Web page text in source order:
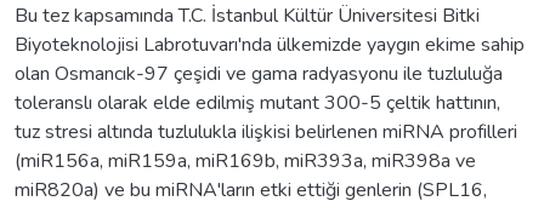
Bu tez kapsamında T.C. İstanbul Kültür Üniversitesi Bitki
Biyoteknolojisi Labrotuvarı'nda ülkemizde yaygın ekime sahip
olan Osmancık-97 çeşidi ve gama radyasyonu ile tuzluluğa
toleranslı olarak elde edilmiş mutant 300-5 çeltik hattının,
tuz stresi altında tuzlulukla ilişkisi belirlenen miRNA profilleri
(miR156a, miR159a, miR169b, miR393a, miR398a ve
miR820a) ve bu miRNA'ların etki ettiği genlerin (SPL16,